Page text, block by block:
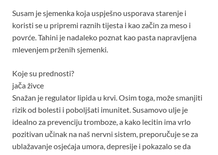
Susam je sjemenka koja uspješno usporava starenje i
koristi se u pripremi raznih tijesta i kao začin za meso i
povrće. Tahini je nadaleko poznat kao pasta napravljena
mlevenjem prženih sjemenki.
Koje su prednosti?
jača živce
Snažan je regulator lipida u krvi. Osim toga, može smanjiti
rizik od bolesti i poboljšati imunitet. Susamovo ulje je
idealno za prevenciju tromboze, a kako lecitin ima vrlo
pozitivan učinak na naš nervni sistem, preporučuje se za
ublažavanje osjećaja umora, depresije i pokazalo se da